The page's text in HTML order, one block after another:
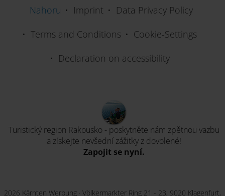
Nahoru Imprint
Data Privacy Policy
Terms and Conditions
Cookie-Settings
Declaration on accessibility
Turistický region Rakousko - poskytněte nám zpětnou vazbu
a získejte nevšední zážitky z dovolené!
Zapojit se nyní.
2026 Kärnten Werbung · Völkermarkter Ring 21 - 23, 9020 Klagenfurt,